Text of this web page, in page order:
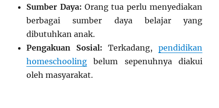
Sumber Daya: Orang tua perlu menyediakan
berbagai sumber daya belajar yang
dibutuhkan anak.
Pengakuan Sosial: Terkadang, pendidikan
homeschooling belum sepenuhnya diakui
oleh masyarakat.